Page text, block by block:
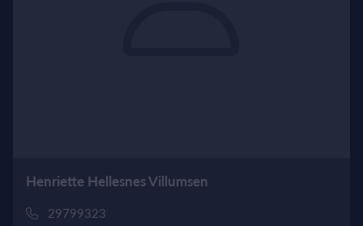
Henriette Hellesnes Villumsen
29799323